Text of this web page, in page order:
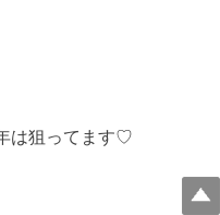
は狙ってます♡